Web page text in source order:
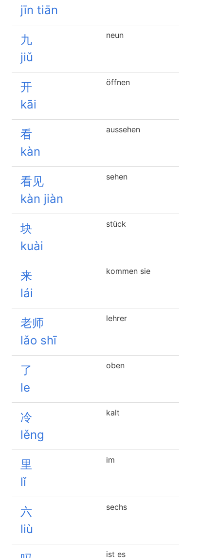
jīn tiān
九
jiǔ
neun
开
kāi
öffnen
看
kàn
aussehen
看见
kàn jiàn
sehen
块
kuài
stück
来
lái
kommen sie
老师
lǎo shī
lehrer
了
le
oben
冷
lěng
kalt
里
lǐ
im
六
liù
sechs
ist es